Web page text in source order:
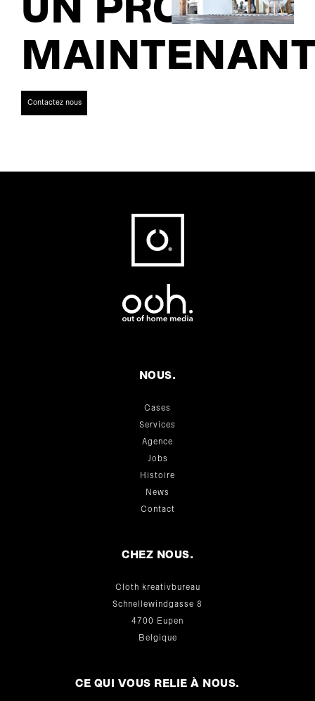
UN PROJET
Contactez nous
NOUS.
Cases
Services
Agence
Jobs
Histoire
News
Contact
CHEZ NOUS.
Cloth kreativbureau
Schnellewindgasse 8
4700 Eupen
Belgique
CE QUI VOUS RELIE À NOUS.